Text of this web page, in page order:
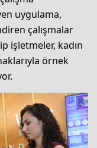
uygulama,
çalışmalar
işletmeler, kadın
örnek